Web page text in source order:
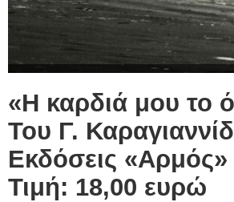
«Η καρδιά μου το
Του Γ.
Εκδόσεις «Αρμός»
Τιμή: 18,00 ευρώ